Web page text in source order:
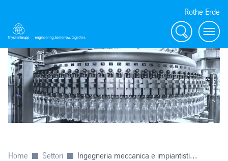
Rothe Erde
Ricerca
Home Settori Ingegneria meccanica e impiantisti...